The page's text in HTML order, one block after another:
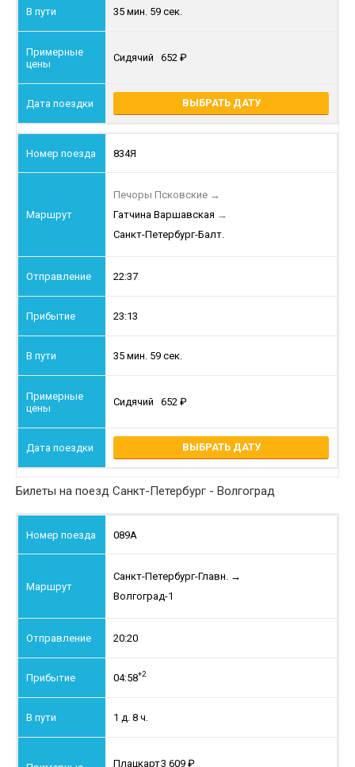
35 мин. 59 сек.
Сидячий 652
ВЫБРАТЬ ДАТУ
834Я
Печоры Псковские →
Гатчина Варшавская →
Санкт-Петербург-Балт.
22:37
23:13
35 мин. 59 сек.
Сидячий 652
ВЫБРАТЬ ДАТУ
Билеты на поезд Санкт-Петербург - Волгоград
089А
Санкт-Петербург-Главн. →
Волгоград-1
20:20
04:58+2
1 д. 8 ч.
Плацкарт3 609